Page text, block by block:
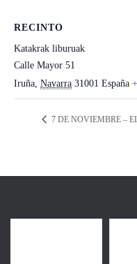
RECINTO
Katakrak liburuak
Calle Mayor 51
Iruña, Navarra 31001 España
7 DE NOVIEMBRE –